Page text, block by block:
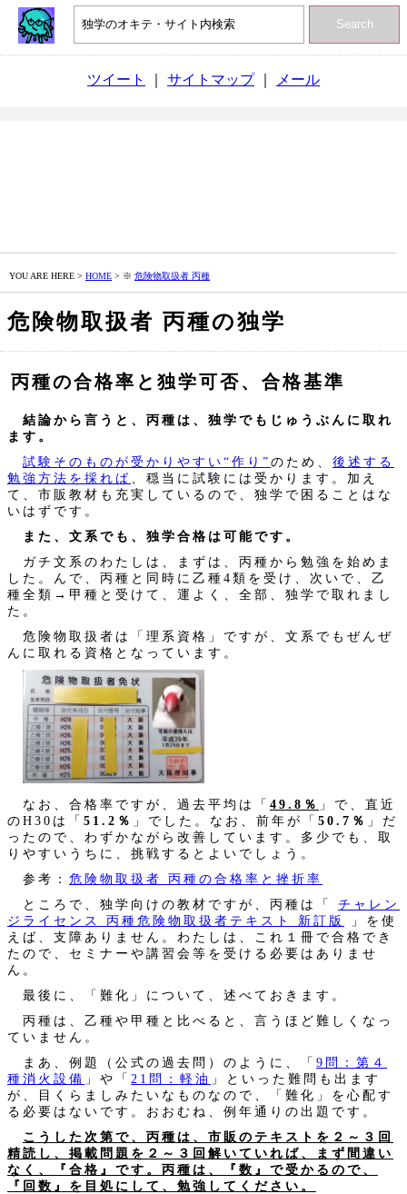
Search
ツイート サイトマップ｜ メール
YOU ARE HERE > HOME > ※ 危険物取扱者 丙種
危険物取扱者 丙種の独学
丙種の合格率と独学可否、合格基準
結論から言うと、丙種は、独学でもじゅうぶんに取れ
ます。
試験そのものが受かりやすい“作り”のため、 後述する
勉強方法を採れば
、穏当に試験には受かります。加え
て、市販教材も充実しているので、独学で困ることはな
いはずです。
また、文系でも、独学合格は可能です。
ガチ文系のわたしは、まずは、丙種から勉強を始めま
した。んで、丙種と同時に乙種4類を受け、次いで、乙
種全類→甲種と受けて、運よく、全部、独学で取れまし
た。
危険物取扱者は「理系資格」ですが、文系でもぜんぜ
んに取れる資格となっています。
なお、合格率ですが、過去平均は「 49.8％ 」で、直近
のH30は「 51.2％ 」でした。なお、前年が「 50.7％ 」だ
ったので、わずかながら改善しています。多少でも、取
りやすいうちに、挑戦するとよいでしょう。
参考： 危険物取扱者 丙種の合格率と挫折率
ところで、独学向けの教材ですが、丙種は「
チャレン
ジライセンス 丙種危険物取扱者テキスト 新訂版
」を使
えば、支障ありません。わたしは、これ１冊で合格でき
たので、セミナーや講習会等を受ける必要はありませ
ん。
最後に、「難化」について、述べておきます。
丙種は、乙種や甲種と比べると、言うほど難しくなっ
ていません。
まあ、例題（公式の過去問）のように、「 9問：第４
種消火設備 」や「 21問：軽油 」といった難問も出ます
が、目くらましみたいなものなので、「難化」を心配す
る必要はないです。おおむね、例年通りの出題です。
こうした次第で、丙種は、市販のテキストを２～３回
精読し、掲載問題を２～３回解いていれば、まず間違い
なく、『合格』です。丙種は、『数』で受かるので、
『回数』を目処にして、勉強してください。